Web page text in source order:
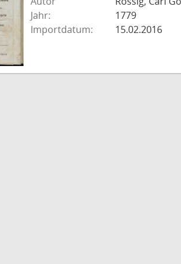
Jahr:
1779
Importdatum:
15.02.2016